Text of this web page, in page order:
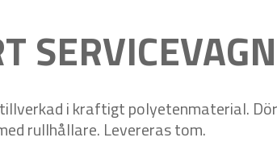
SERVICEVAGN
i kraftigt polyetenmaterial.
rullhållare. Levereras tom.